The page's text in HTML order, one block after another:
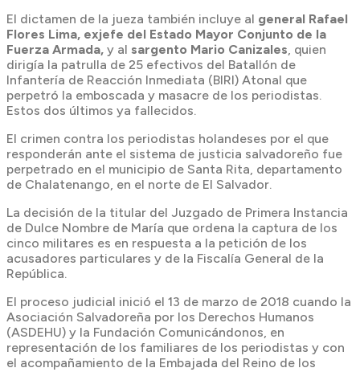
El dictamen de la jueza también incluye al general Rafael
Flores Lima, exjefe del Estado Mayor Conjunto de la
Fuerza Armada, y al sargento Mario Canizales, quien
dirigía la patrulla de 25 efectivos del Batallón de
Infantería de Reacción Inmediata (BIRI) Atonal que
perpetró la emboscada y masacre de los periodistas.
Estos dos últimos ya fallecidos.
El crimen contra los periodistas holandeses por el que
responderán ante el sistema de justicia salvadoreño fue
perpetrado en el municipio de Santa Rita, departamento
de Chalatenango, en el norte de El Salvador.
La decisión de la titular del Juzgado de Primera Instancia
de Dulce Nombre de María que ordena la captura de los
cinco militares es en respuesta a la petición de los
acusadores particulares y de la Fiscalía General de la
República.
El proceso judicial inició el 13 de marzo de 2018 cuando la
Asociación Salvadoreña por los Derechos Humanos
(ASDEHU) y la Fundación Comunicándonos, en
representación de los familiares de los periodistas y con
el acompañamiento de la Embajada del Reino de los